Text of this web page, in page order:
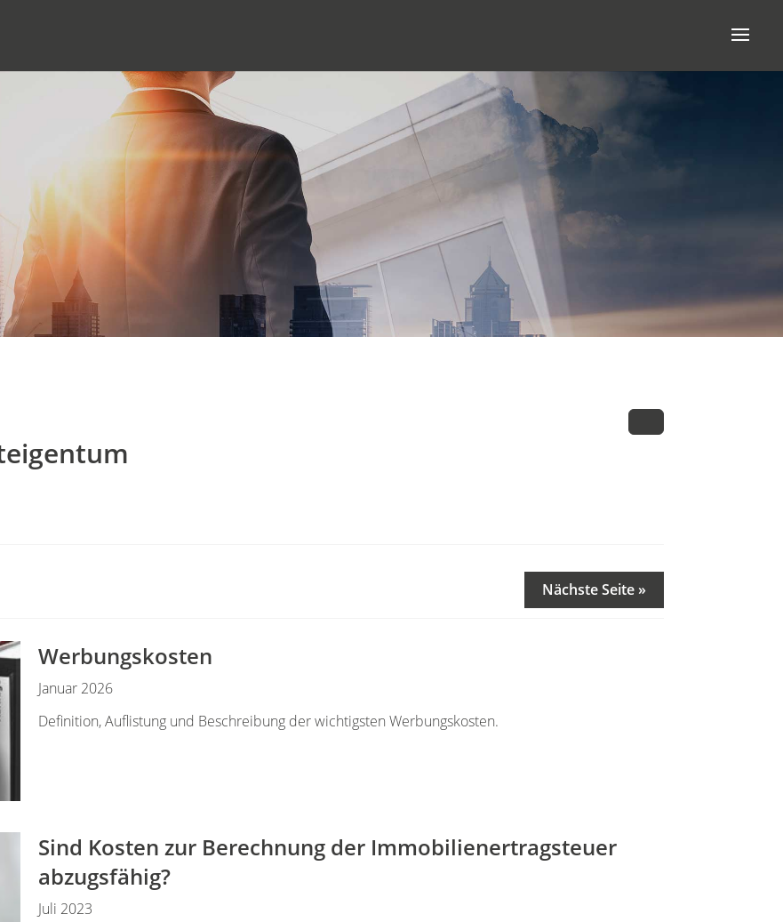
Nächste Seite »
Werbungskosten
Januar 2026
Definition, Auflistung und Beschreibung der wichtigsten Werbungskosten.
Sind Kosten zur Berechnung der Immobilienertragsteuer
abzugsfähig?
Juli 2023